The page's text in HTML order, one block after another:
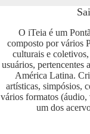
O iTeia é um
composto por vários
culturais e
usuários, pertencentes
América Latina.
artísticas, simpósios,
vários formatos
um dos